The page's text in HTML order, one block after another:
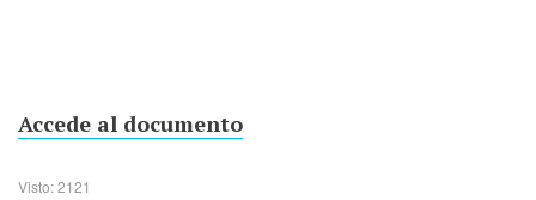
Accede al documento
Visto: 2121